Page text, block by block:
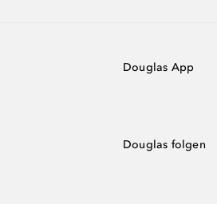
Douglas App
Douglas folgen